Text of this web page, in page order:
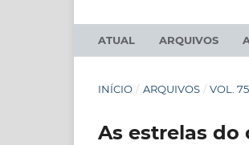
ATUAL ARQUIVOS
INÍCIO / ARQUIVOS / VOL.
As estrelas do